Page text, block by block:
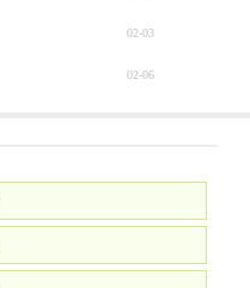
02-03
02-06